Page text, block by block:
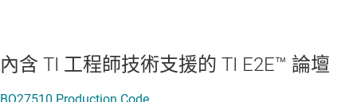
內含 TI 工程師技術支援的 TI E2E™ 論壇